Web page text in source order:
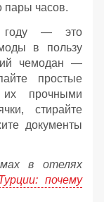
пары часов.
году — это
в пользу
чемодан —
простые
прочными
стирайте
документы
в отелях
почему